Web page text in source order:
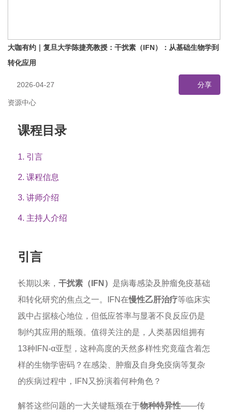
大咖有约｜复旦大学陈捷亮教授：干扰素（IFN）：从基础生物学到
转化应用
2026-04-27 分享
资源中心
课程目录
1. 引言
2. 课程信息
3. 讲师介绍
4. 主持人介绍
引言
长期以来， 干扰素（IFN） 是病毒感染及肿瘤免疫基础
和转化研究的焦点之一。IFN在慢性乙肝治疗等临床实
践中占据核心地位，但低应答率与显著不良反应仍是
制约其应用的瓶颈。值得关注的是，人类基因组拥有
13种IFN-α亚型，这种高度的天然多样性究竟蕴含着怎
样的生物学密码？在感染、肿瘤及自身免疫病等复杂
的疾病过程中，IFN又扮演着何种角色？
解答这些问题的一大关键瓶颈在于物种特异性——传